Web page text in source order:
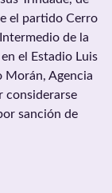
el partido Cerro
de la
el Estadio Luis
Morán, Agencia
considerarse
sanción de